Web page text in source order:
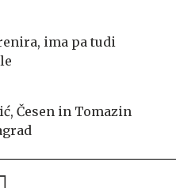
ima pa tudi
Česen in Tomazin